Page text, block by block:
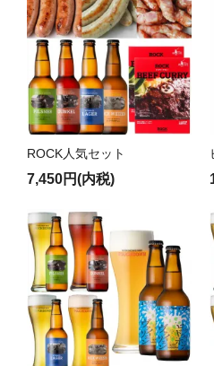
ROCK人気セット
7,450円(内税)